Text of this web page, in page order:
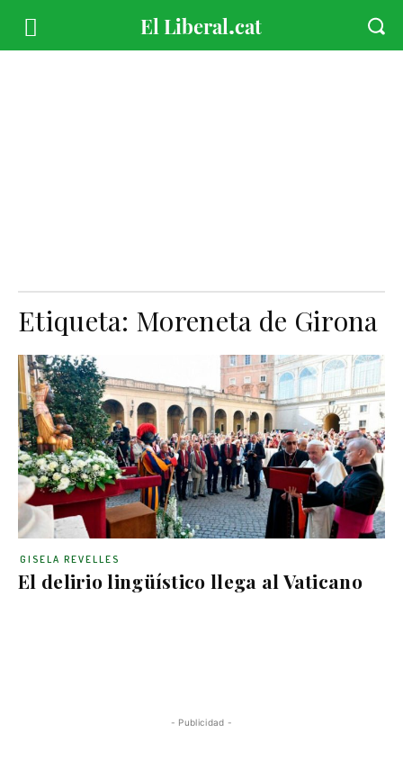
Etiqueta: Moreneta de Girona
El delirio lingüístico llega al Vaticano
GISELA REVELLES
- Publicidad -